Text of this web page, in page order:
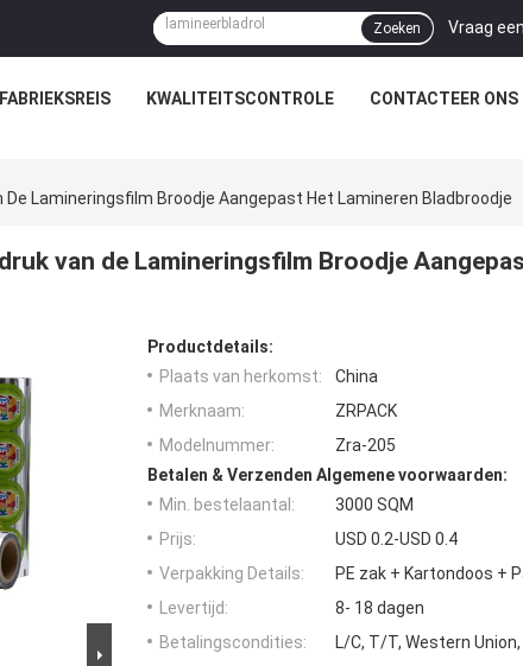
Vraag
Zoeken
FABRIEKSREIS KWALITEITSCONTROLE CONTACTEER ONS
De Lamineringsfilm Broodje Aangepast Het Lamineren Bladbroodje
van de Lamineringsfilm Broodje
Productdetails:
Plaats van herkomst:
China
Merknaam:
ZRPACK
Modelnummer:
Zra-205
Betalen & Verzenden Algemene voorwaarden:
Min. bestelaantal:
3000 SQM
Prijs:
USD 0.2-USD 0.4
Verpakking Details:
PE zak + Kartondoos +
Levertijd:
8- 18 dagen
Betalingscondities:
L/C, T/T, Western